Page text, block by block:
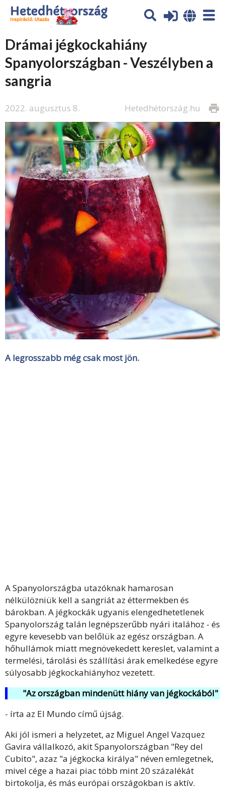
Drámai jégkockahiány
Spanyolországban - Veszélyben a
sangria
2022. augusztus 8. print
Hetedhétország.hu
A legrosszabb még csak most jön.
A Spanyolországba utazóknak hamarosan
nélkülözniük kell a sangriát az éttermekben és
bárokban. A jégkockák ugyanis elengedhetetlenek
Spanyolország talán legnépszerűbb nyári italához - és
egyre kevesebb van belőlük az egész országban. A
hőhullámok miatt megnövekedett kereslet, valamint a
termelési, tárolási és szállítási árak emelkedése egyre
súlyosabb jégkockahiányhoz vezetett.
"Az országban mindenütt hiány van jégkockából"
- írta az El Mundo című újság.
Aki jól ismeri a helyzetet, az Miguel Angel Vazquez
Gavira vállalkozó, akit Spanyolországban "Rey del
Cubito", azaz "a jégkocka királya" néven emlegetnek,
mivel cége a hazai piac több mint 20 százalékát
birtokolja, és más európai országokban is aktív.